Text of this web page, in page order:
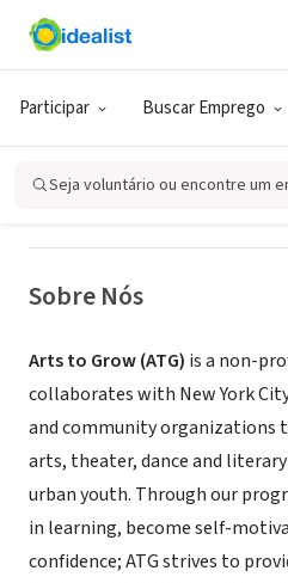
Participar Buscar Emprego
Seja voluntário ou encontre um
ONG (SETOR SOCIAL)
Arts to Grow
Sobre Nós
Arts to Grow (ATG) is a non-
collaborates with New York
and community organizations
arts, theater, dance and
urban youth. Through our
in learning, become self-
confidence; ATG strives to